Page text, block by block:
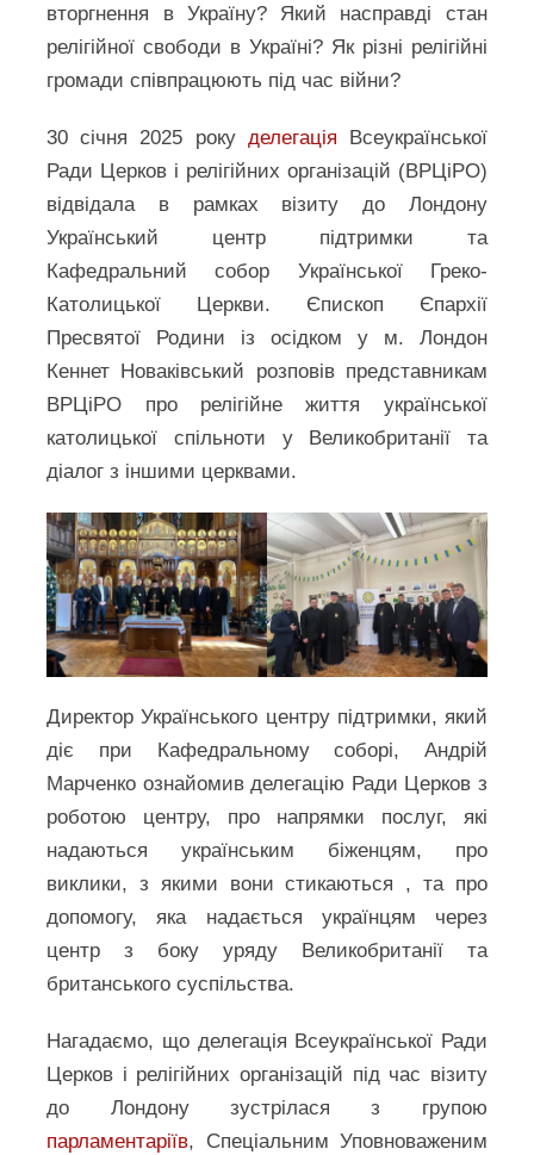
вторгнення в Україну? Який насправді стан
релігійної свободи в Україні? Як різні релігійні
громади співпрацюють під час війни?
30 січня 2025 року делегація Всеукраїнської
Ради Церков і релігійних організацій (ВРЦіРО)
відвідала в рамках візиту до Лондону
Український центр підтримки та
Кафедральний собор Української Греко-
Католицької Церкви. Єпископ Єпархії
Пресвятої Родини із осідком у м. Лондон
Кеннет Новаківський розповів представникам
ВРЦіРО про релігійне життя української
католицької спільноти у Великобританії та
діалог з іншими церквами.
Директор Українського центру підтримки, який
діє при Кафедральному соборі, Андрій
Марченко ознайомив делегацію Ради Церков з
роботою центру, про напрямки послуг, які
надаються українським біженцям, про
виклики, з якими вони стикаються , та про
допомогу, яка надається українцям через
центр з боку уряду Великобританії та
британського суспільства.
Нагадаємо, що делегація Всеукраїнської Ради
Церков і релігійних організацій під час візиту
до Лондону зустрілася з групою
парламентаріїв, Спеціальним Уповноваженим